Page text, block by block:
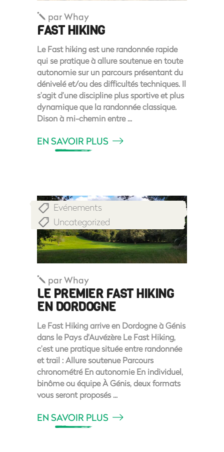
parWhay
FAST HIKING
Le Fast hiking est une randonnée rapide
qui se pratique à allure soutenue en toute
autonomie sur un parcours présentant du
dénivelé et/ou des difficultés techniques. Il
s’agit d’une discipline plus sportive et plus
dynamique que la randonnée classique.
Dison à mi-chemin entre
EN SAVOIR PLUS
Evénements
Uncategorized
parWhay
LE PREMIER FAST HIKING
EN DORDOGNE
Le Fast Hiking arrive en Dordogne à Génis
dans le Pays d'Auvézère Le Fast Hiking,
c’est une pratique située entre randonnée
et trail : Allure soutenue Parcours
chronométré En autonomie En individuel,
binôme ou équipe À Génis, deux formats
vous seront proposés
EN SAVOIR PLUS